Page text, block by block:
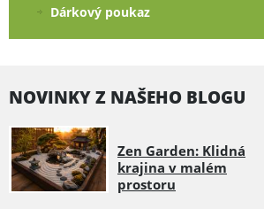
Dárkový poukaz
NOVINKY Z NAŠEHO BLOGU
Zen Garden: Klidná
krajina v malém
prostoru